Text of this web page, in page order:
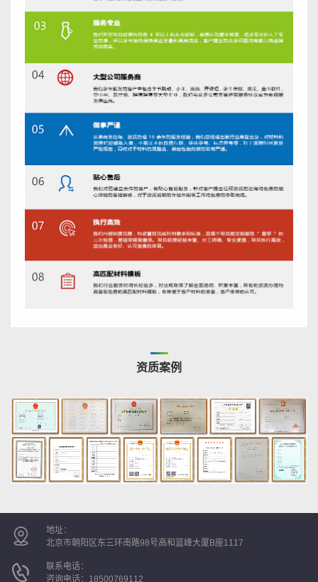
资质案例
地址：
北京市朝阳区东三环南路98号高和蓝峰大厦B座1117
联系电话：
咨询电话： 18500769112